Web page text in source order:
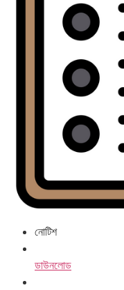
নোটিশ
ডাউনলোড